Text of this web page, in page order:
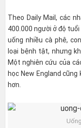
Theo Daily Mail, các
400.000 người ở độ
uống nhiều cà phê,
loại bệnh tật, nhưng
Một nghiên cứu của
học New England
hơn.